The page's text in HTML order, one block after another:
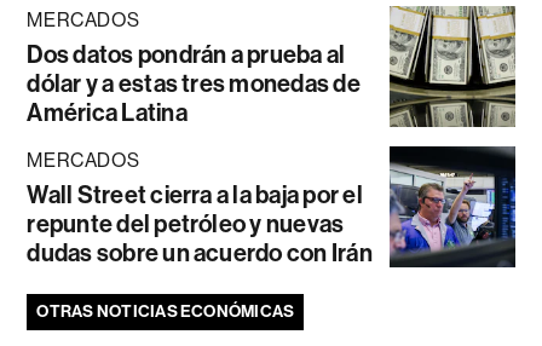
MERCADOS
Dos datos pondrán a prueba al
dólar y a estas tres monedas de
América Latina
MERCADOS
Wall Street cierra a la baja por el
repunte del petróleo y nuevas
dudas sobre un acuerdo con Irán
OTRAS NOTICIAS ECONÓMICAS